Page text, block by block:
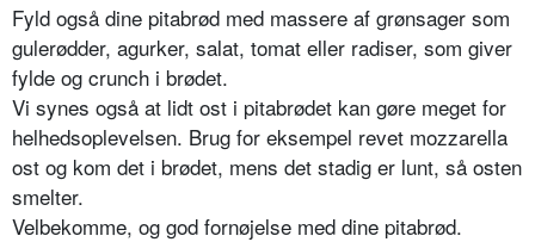
Fyld også dine pitabrød med massere af grønsager som
gulerødder, agurker, salat, tomat eller radiser, som giver
fylde og crunch i brødet.
Vi synes også at lidt ost i pitabrødet kan gøre meget for
helhedsoplevelsen. Brug for eksempel revet mozzarella
ost og kom det i brødet, mens det stadig er lunt, så osten
smelter.
Velbekomme, og god fornøjelse med dine pitabrød.